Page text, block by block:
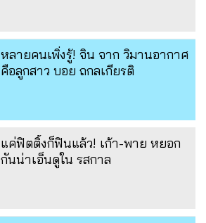
หลายคนเพิ่งรู้! จิน จาก วิมานอากาศ
คือลูกสาว บอย ถกลเกียรติ
แค่ฟิตติ้งก็ฟินแล้ว! เก้า-พาย หยอก
กันน่าเอ็นดูใน รสกาล